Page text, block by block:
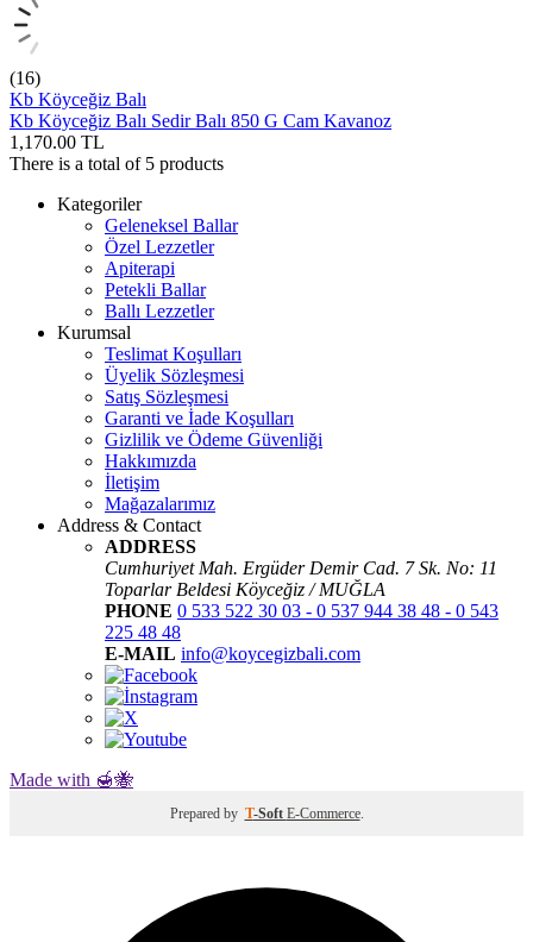
(16)
Kb Köyceğiz Balı
Kb Köyceğiz Balı Sedir Balı 850 G Cam Kavanoz
1,170.00 TL
There is a total of 5 products
Kategoriler
Geleneksel Ballar
Özel Lezzetler
Apiterapi
Petekli Ballar
Ballı Lezzetler
Kurumsal
Teslimat Koşulları
Üyelik Sözleşmesi
Satış Sözleşmesi
Garanti ve İade Koşulları
Gizlilik ve Ödeme Güvenliği
Hakkımızda
İletişim
Mağazalarımız
Address & Contact
ADDRESS
Cumhuriyet Mah. Ergüder Demir Cad. 7 Sk. No: 11
Toparlar Beldesi Köyceğiz / MUĞLA
PHONE 0 533 522 30 03 - 0 537 944 38 48 - 0 543
225 48 48
E-MAIL info@koycegizbali.com
Made with 🍯🐝
Prepared by T-Soft E-Commerce.